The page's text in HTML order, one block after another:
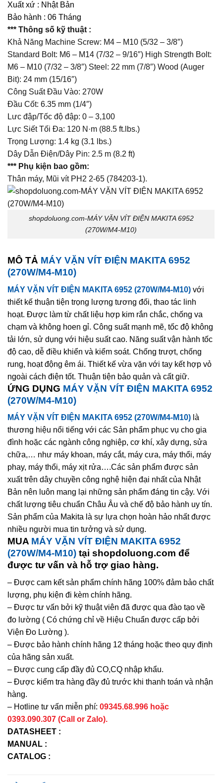
Xuất xứ : Nhật Bản
Bảo hành : 06 Tháng
*** Thông số kỹ thuật :
Khả Năng Machine Screw: M4 – M10 (5/32 – 3/8″)
Standard Bolt: M6 – M14 (7/32 – 9/16″) High Strength Bolt:
M6 – M10 (7/32 – 3/8″) Steel: 22 mm (7/8″) Wood (Auger
Bit): 24 mm (15/16″)
Công Suất Đầu Vào: 270W
Đầu Cốt: 6.35 mm (1/4″)
Lưc đập/Tốc độ đập: 0 – 3,100
Lực Siết Tối Đa: 120 N·m (88.5 ft.lbs.)
Trọng Lượng: 1.4 kg (3.1 lbs.)
Dây Dẫn Điện/Dây Pin: 2.5 m (8.2 ft)
*** Phụ kiện bao gồm:
Thân máy, Mũi vít PH2 2-65 (784203-1).
shopdoluong.com-MÁY VẶN VÍT ĐIỆN MAKITA 6952
(270W/M4-M10)
MÔ TẢ MÁY VẶN VÍT ĐIỆN MAKITA 6952
(270W/M4-M10)
MÁY VẶN VÍT ĐIỆN MAKITA 6952 (270W/M4-M10) với
thiết kế thuận tiện trọng lượng tương đối, thao tác linh
hoạt. Được làm từ chất liệu hợp kim rắn chắc, chống va
chạm và không hoen gỉ. Công suất mạnh mẽ, tốc độ không
tải lớn, sử dụng với hiệu suất cao. Năng suất vận hành tốc
độ cao, dễ điều khiển và kiểm soát. Chống trượt, chống
rung, hoạt động êm ái. Thiết kế vừa vặn với tay kết hợp vỏ
ngoài cách điện tốt. Thuận tiện bảo quản và cất giữ.
ỨNG DỤNG MÁY VẶN VÍT ĐIỆN MAKITA 6952
(270W/M4-M10)
MÁY VẶN VÍT ĐIỆN MAKITA 6952 (270W/M4-M10) là
thương hiệu nổi tiếng với các Sản phẩm phục vụ cho gia
đình hoặc các ngành công nghiệp, cơ khí, xây dựng, sửa
chữa,… như máy khoan, máy cắt, máy cưa, máy thổi, máy
phay, máy thổi, máy xịt rửa….Các sản phẩm được sản
xuất trên dây chuyền công nghệ hiện đại nhất của Nhật
Bản nên luôn mang lại những sản phẩm đáng tin cậy. Với
chất lượng tiêu chuẩn Châu Âu và chế độ bảo hành uy tín.
Sản phẩm của Makita là sự lựa chọn hoàn hảo nhất được
nhiều người mua tin tưởng và sử dụng.
MUA MÁY VẶN VÍT ĐIỆN MAKITA 6952
(270W/M4-M10) tại shopdoluong.com để
được tư vấn và hỗ trợ giao hàng.
– Được cam kết sản phẩm chính hãng 100% đảm bảo chất
lượng, phụ kiện đi kèm chính hãng.
– Được tư vấn bởi kỹ thuật viên đã được qua đào tạo về
đo lường ( Có chứng chỉ về Hiệu Chuẩn được cấp bởi
Viện Đo Lường ).
– Được bảo hành chính hãng 12 tháng hoặc theo quy định
của hãng sản xuất.
– Được cung cấp đầy đủ CO,CQ nhập khẩu.
– Được kiểm tra hàng đầy đủ trước khi thanh toán và nhận
hàng.
– Hotline tư vấn miễn phí: 09345.68.996 hoặc
0393.090.307 (Call or Zalo).
DATASHEET :
MANUAL :
CATALOG :